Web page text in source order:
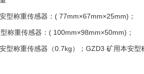
型称重传感器： ( 77mm×67mm×25mm) ；
称重传感器： ( 100mm×98mm×50mm) ；
型称重传感器（0.7kg）； GZD3 矿用本安型